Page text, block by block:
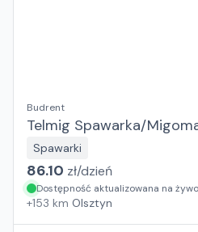
Budrent
Telmig Spawarka/
Spawarki
86.10 zł/dzień
Dostępność aktualizowana na żywo
+153 km Olsztyn